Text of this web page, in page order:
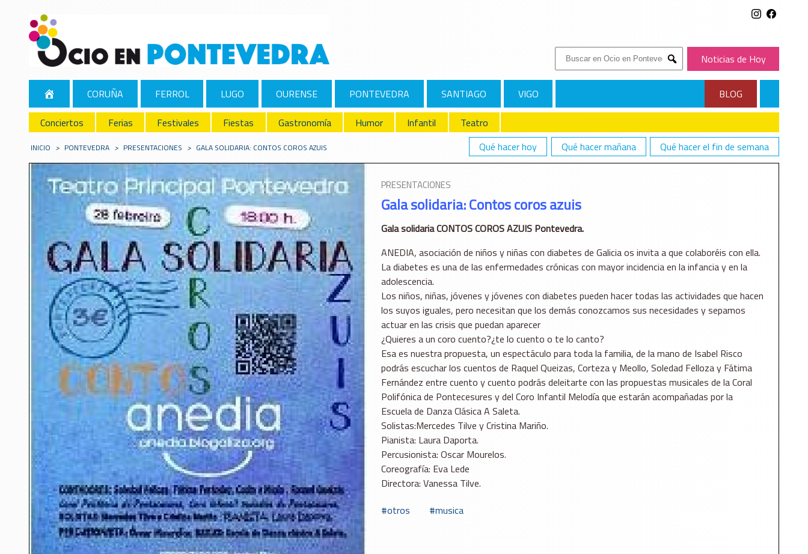
Buscar:
Submit
Noticias de Hoy
CORUÑA FERROL LUGO OURENSE PONTEVEDRA SANTIAGO VIGO
BLOG
Conciertos
Ferias Festivales Fiestas Gastronomía Humor Infantil
Teatro
Qué hacer hoy
Qué hacer mañana Qué hacer el fin de semana
INICIO > PONTEVEDRA > PRESENTACIONES > GALA SOLIDARIA: CONTOS COROS AZUIS
PRESENTACIONES
Gala solidaria: Contos coros azuis
Gala solidaria CONTOS COROS AZUIS Pontevedra.
ANEDIA, asociación de niños y niñas con diabetes de Galicia os invita a que colaboréis con ella.
La diabetes es una de las enfermedades crónicas con mayor incidencia en la infancia y en la
adolescencia.
Los niños, niñas, jóvenes y jóvenes con diabetes pueden hacer todas las actividades que hacen
los suyos iguales, pero necesitan que los demás conozcamos sus necesidades y sepamos
actuar en las crisis que puedan aparecer
¿Quieres a un coro cuento?¿te lo cuento o te lo canto?
Esa es nuestra propuesta, un espectáculo para toda la familia, de la mano de Isabel Risco
podrás escuchar los cuentos de Raquel Queizas, Corteza y Meollo, Soledad Felloza y Fátima
Fernández entre cuento y cuento podrás deleitarte con las propuestas musicales de la Coral
Polifónica de Pontecesures y del Coro Infantil Melodía que estarán acompañadas por la
Escuela de Danza Clásica A Saleta.
Solistas:Mercedes Tilve y Cristina Mariño.
Pianista: Laura Daporta.
Percusionista: Oscar Mourelos.
Coreografía: Eva Lede
Directora: Vanessa Tilve.
otros
musica